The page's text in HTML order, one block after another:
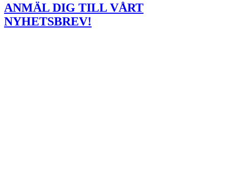
ANMÄL DIG TILL VÅRT
NYHETSBREV!